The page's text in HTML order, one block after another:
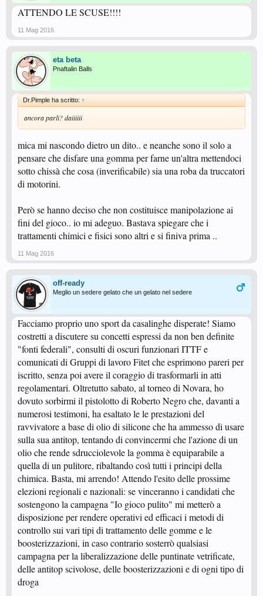
ATTENDO LE SCUSE!!!!
11 Mag 2016
eta beta
Pnaftalin Balls
Dr.Pimple ha scritto: ↑
ancora parli? daiiiiii
mica mi nascondo dietro un dito.. e neanche sono il solo a
pensare che disfare una gomma per farne un'altra mettendoci
sotto chissà che cosa (inverificabile) sia una roba da truccatori
di motorini.
Però se hanno deciso che non costituisce manipolazione ai
fini del gioco.. io mi adeguo. Bastava spiegare che i
trattamenti chimici e fisici sono altri e si finiva prima ..
11 Mag 2016
off-ready
Meglio un sedere gelato che un gelato nel sedere
Facciamo proprio uno sport da casalinghe disperate! Siamo
costretti a discutere su concetti espressi da non ben definite
"fonti federali", consulti di oscuri funzionari ITTF e
comunicati di Gruppi di lavoro Fitet che esprimono pareri per
iscritto, senza poi avere il coraggio di trasformarli in atti
regolamentari. Oltretutto sabato, al torneo di Novara, ho
dovuto sorbirmi il pistolotto di Roberto Negro che, davanti a
numerosi testimoni, ha esaltato le le prestazioni del
ravvivatore a base di olio di silicone che ha ammesso di usare
sulla sua antitop, tentando di convincermi che l'azione di un
olio che rende sdrucciolevole la gomma è equiparabile a
quella di un pulitore, ribaltando così tutti i principi della
chimica. Basta, mi arrendo! Attendo l'esito delle prossime
elezioni regionali e nazionali: se vinceranno i candidati che
sostengono la campagna "Io gioco pulito" mi metterò a
disposizione per rendere operativi ed efficaci i metodi di
controllo sui vari tipi di trattamento delle gomme e le
boosterizzazioni, in caso contrario sosterrò qualsiasi
campagna per la liberalizzazione delle puntinate vetrificate,
delle antitop scivolose, delle boosterizzazioni e di ogni tipo di
droga